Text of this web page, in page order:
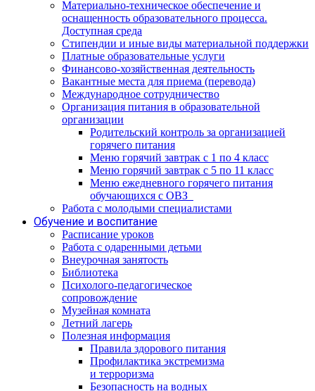
Материально-техническое обеспечение и
оснащенность образовательного процесса.
Доступная среда
Стипендии и иные виды материальной поддержки
Платные образовательные услуги
Финансово-хозяйственная деятельность
Вакантные места для приема (перевода)
Международное сотрудничество
Организация питания в образовательной
организации
Родительский контроль за организацией
горячего питания
Меню горячий завтрак с 1 по 4 класс
Меню горячий завтрак с 5 по 11 класс
Меню ежедневного горячего питания
обучающихся с ОВЗ
Работа с молодыми специалистами
Обучение и воспитание
Расписание уроков
Работа с одаренными детьми
Внеурочная занятость
Библиотека
Психолого-педагогическое
сопровождение
Музейная комната
Летний лагерь
Полезная информация
Правила здорового питания
Профилактика экстремизма
и терроризма
Безопасность на водных